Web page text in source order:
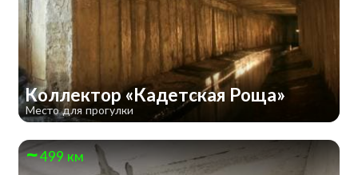
Коллектор «Кадетская Роща»
Место для прогулки
499 км